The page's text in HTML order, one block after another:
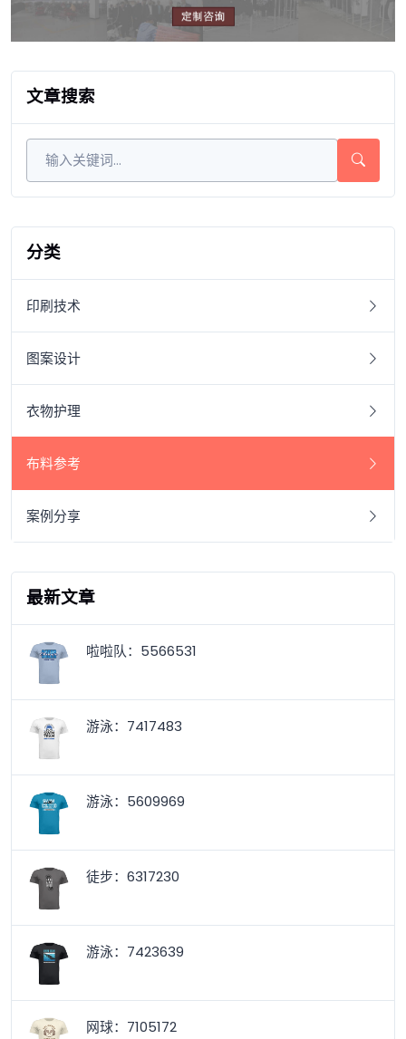
文章搜索
分类
印刷技术
图案设计
衣物护理
布料参考
案例分享
最新文章
啦啦队：5566531
游泳：7417483
游泳：5609969
徒步：6317230
游泳：7423639
网球：7105172